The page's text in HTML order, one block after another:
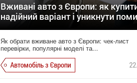
Вживані авто з Європи: як
надійний варіант і уникнути
Як обрати вживане авто з Європи: чек-лист
перевірки, популярні моделі та...
Автомобіль з Європи